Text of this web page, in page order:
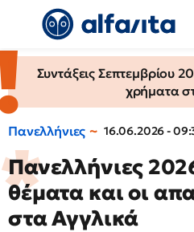
Συντάξεις Σεπτεμβρίου
χρήματα
Πανελλήνιες 16.06.2026 -
Πανελλήνιες
θέματα και οι
στα Αγγλικά